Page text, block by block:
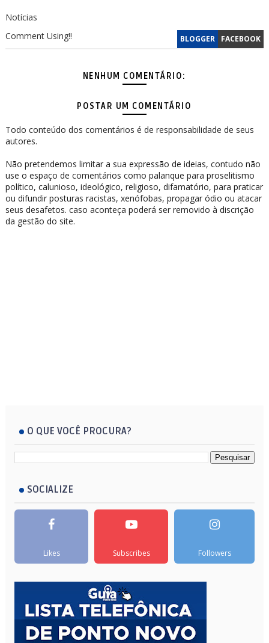
Notícias
BLOGGER FACEBOOK
Comment Using!!
NENHUM COMENTÁRIO:
POSTAR UM COMENTÁRIO
Todo conteúdo dos comentários é de responsabilidade de seus
autores.
Não pretendemos limitar a sua expressão de ideias, contudo não
use o espaço de comentários como palanque para proselitismo
político, calunioso, ideológico, religioso, difamatório, para praticar
ou difundir posturas racistas, xenófobas, propagar ódio ou atacar
seus desafetos. caso aconteça poderá ser removido à discrição
da gestão do site.
O QUE VOCÊ PROCURA?
SOCIALIZE
Likes Subscribes Followers